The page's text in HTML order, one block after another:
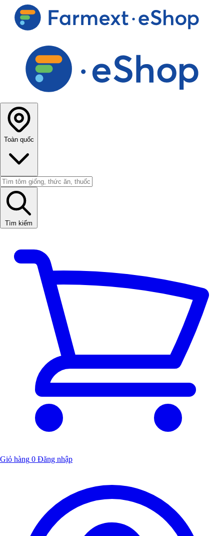
Toàn quốc
Tìm kiếm
Giỏ hàng 0 Đăng nhập